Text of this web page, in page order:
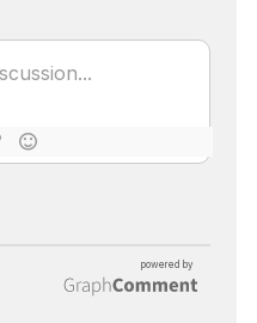
ÉCHO : DES IMAGES
POUR TOUTES LES
18 juil 2022
INSUFFISANCE
CARDIAQUE : LES